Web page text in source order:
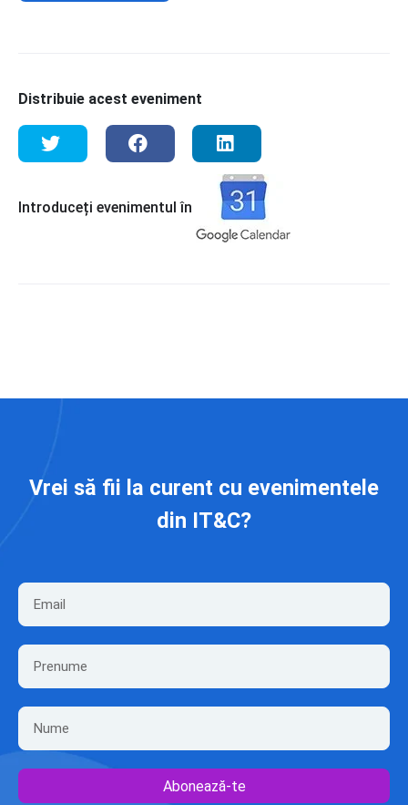
Distribuie acest eveniment
Introduceți evenimentul în
Vrei să fii la curent cu evenimentele
din IT&C?
Abonează-te